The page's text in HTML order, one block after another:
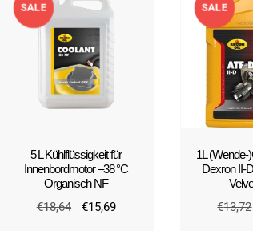
5 L Kühlflüssigkeit für
Innenbordmotor –38 °C
Organisch NF
SALE
€18,64
Ursprünglicher
€15,69Aktueller
1L (Wende-
Dexron II-
SALE
!
€13,72